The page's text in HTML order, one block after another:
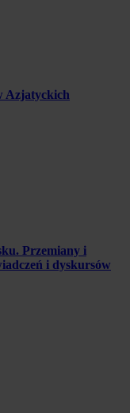
Azjatyckich
Przemiany i
i dyskursów